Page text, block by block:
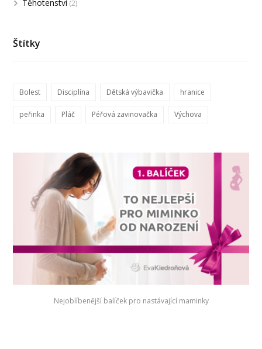
Těhotenství(2)
Štítky
Bolest Disciplína Dětská výbavička hranice
peřinka Pláč Péřová zavinovačka Výchova
Nejoblíbenější balíček pro nastávající maminky